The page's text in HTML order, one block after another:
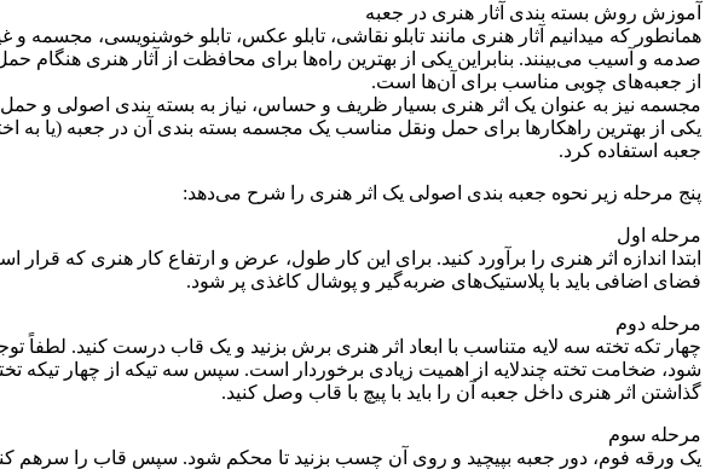
آموزش روش بسته بندی آثار هنری در جعبه
همانطور که میدانیم آثار هنری مانند تابلو نقاشی، تابلو عکس، تابلو خوشنویسی،
صدمه و آسیب می‌بینند. بنابراین یکی از بهترین راه‌ها برای محافظت از آثار هنری هنگام
از جعبه‌های چوبی مناسب برای آن‌ها است.
مجسمه نیز به عنوان یک اثر هنری بسیار ظریف و حساس، نیاز به بسته بندی اصولی و
یکی از بهترین راهکارها برای حمل ونقل مناسب یک مجسمه بسته بندی آن در جعبه (یا به
جعبه استفاده کرد.
پنج مرحله زیر نحوه جعبه بندی اصولی یک اثر هنری را شرح می‌دهد:
مرحله اول
ابتدا اندازه اثر هنری را برآورد کنید. برای این کار طول، عرض و ارتفاع کار هنری که
فضای اضافی باید با پلاستیک‌های ضربه‌گیر و پوشال کاغذی پر شود.
مرحله دوم
چهار تکه تخته سه لایه متناسب با ابعاد اثر هنری برش بزنید و یک قاب درست کنید. لطفاً
شود، ضخامت تخته چندلایه از اهمیت زیادی برخوردار است. سپس سه تیکه از چهار تیکه تخته
گذاشتن اثر هنری داخل جعبه آن را باید با پیچ با قاب وصل کنید.
مرحله سوم
یک ورقه فوم، دور جعبه بپیچید و روی آن چسب بزنید تا محکم شود. سپس قاب را سرهم